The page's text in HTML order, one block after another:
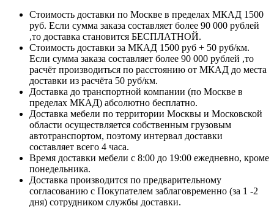
Стоимость доставки по Москве в пределах МКАД 1500
руб. Если сумма заказа составляет более 90 000 рублей
,то доставка становится БЕСПЛАТНОЙ.
Стоимость доставки за МКАД 1500 руб + 50 руб/км.
Если сумма заказа составляет более 90 000 рублей ,то
расчёт производиться по расстоянию от МКАД до места
доставки из расчёта 50 руб/км.
Доставка до транспортной компании (по Москве в
пределах МКАД) абсолютно бесплатно.
Доставка мебели по территории Москвы и Московской
области осуществляется собственным грузовым
автотранспортом, поэтому интервал доставки
составляет всего 4 часа.
Время доставки мебели с 8:00 до 19:00 ежедневно, кроме
понедельника.
Доставка производится по предварительному
согласованию с Покупателем заблаговременно (за 1 -2
дня) сотрудником службы доставки.